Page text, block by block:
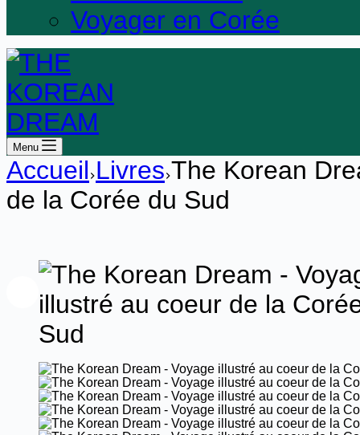
Voyager en Corée
Menu
Accueil Livres The Korean
de la Corée du Sud